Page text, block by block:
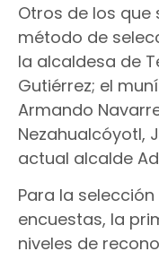
Otros de los que
método de
la alcaldesa de
Gutiérrez; el
Armando
Nezahualcóyotl,
actual alcalde
Para la
encuestas, la
niveles de